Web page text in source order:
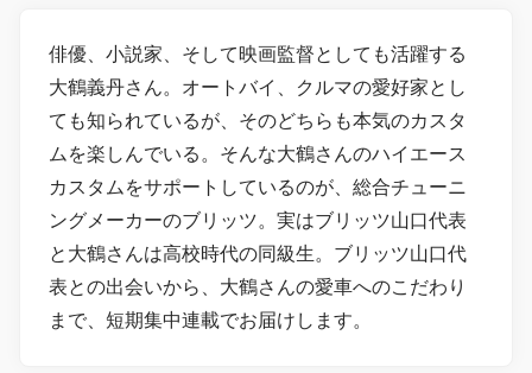
俳優、小説家、そして映画監督としても活躍する
大鶴義丹さん。オートバイ、クルマの愛好家とし
ても知られているが、そのどちらも本気のカスタ
ムを楽しんでいる。そんな大鶴さんのハイエース
カスタムをサポートしているのが、総合チューニ
ングメーカーのブリッツ。実はブリッツ山口代表
と大鶴さんは高校時代の同級生。ブリッツ山口代
表との出会いから、大鶴さんの愛車へのこだわり
まで、短期集中連載でお届けします。